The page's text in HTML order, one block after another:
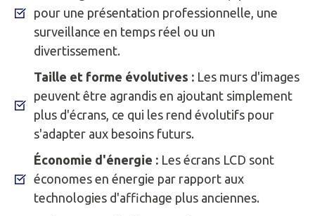
pour une présentation professionnelle, une
surveillance en temps réel ou un
divertissement.
Taille et forme évolutives : Les murs d'images
peuvent être agrandis en ajoutant simplement
plus d'écrans, ce qui les rend évolutifs pour
s'adapter aux besoins futurs.
Économie d'énergie : Les écrans LCD sont
économes en énergie par rapport aux
technologies d'affichage plus anciennes.